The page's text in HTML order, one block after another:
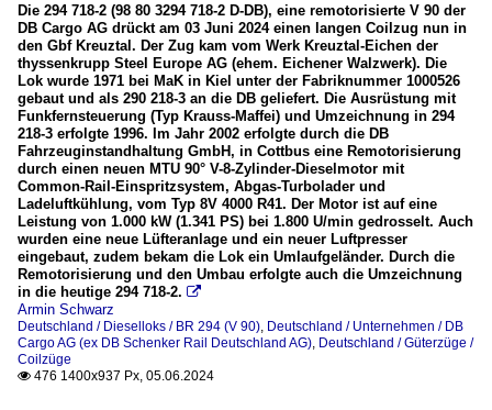
Die 294 718-2 (98 80 3294 718-2 D-DB), eine remotorisierte V 90 der
DB Cargo AG drückt am 03 Juni 2024 einen langen Coilzug nun in
den Gbf Kreuztal. Der Zug kam vom Werk Kreuztal-Eichen der
thyssenkrupp Steel Europe AG (ehem. Eichener Walzwerk). Die
Lok wurde 1971 bei MaK in Kiel unter der Fabriknummer 1000526
gebaut und als 290 218-3 an die DB geliefert. Die Ausrüstung mit
Funkfernsteuerung (Typ Krauss-Maffei) und Umzeichnung in 294
218-3 erfolgte 1996. Im Jahr 2002 erfolgte durch die DB
Fahrzeuginstandhaltung GmbH, in Cottbus eine Remotorisierung
durch einen neuen MTU 90° V-8-Zylinder-Dieselmotor mit
Common-Rail-Einspritzsystem, Abgas-Turbolader und
Ladeluftkühlung, vom Typ 8V 4000 R41. Der Motor ist auf eine
Leistung von 1.000 kW (1.341 PS) bei 1.800 U/min gedrosselt. Auch
wurden eine neue Lüfteranlage und ein neuer Luftpresser
eingebaut, zudem bekam die Lok ein Umlaufgeländer. Durch die
Remotorisierung und den Umbau erfolgte auch die Umzeichnung
in die heutige 294 718-2. 
Armin Schwarz
Deutschland / Dieselloks / BR 294 (V 90), Deutschland / Unternehmen / DB
Cargo AG (ex DB Schenker Rail Deutschland AG), Deutschland / Güterzüge /
Coilzüge
 476 1400x937 Px, 05.06.2024